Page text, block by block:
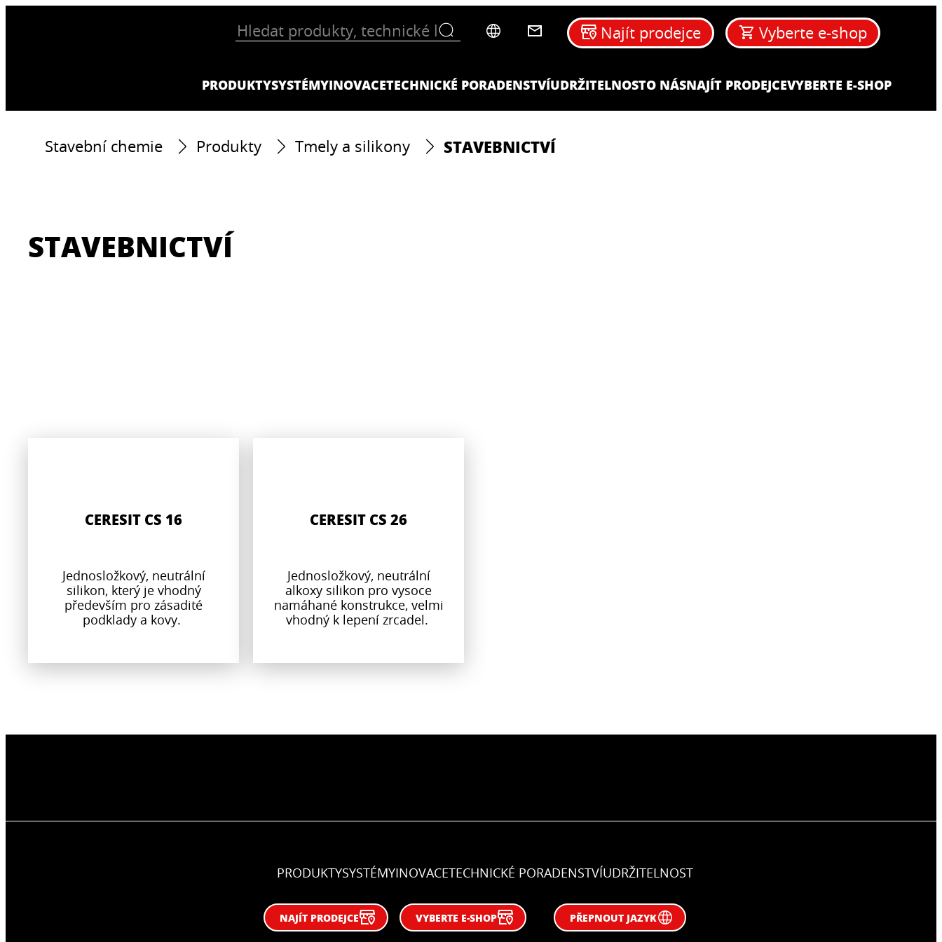
PRODUKTYSYSTÉMYINOVACETECHNICKÉ PORADENSTVÍUDRŽITELNOSTO NÁSNAJÍT PRODEJCEVYBERTE E-SHOP
Najít prodejce Vyberte e-shop
Stavební chemie Produkty Tmely a silikony STAVEBNICTVÍ
STAVEBNICTVÍ
CERESIT CS 16
Jednosložkový, neutrální
silikon, který je vhodný
především pro zásadité
podklady a kovy.
CERESIT CS 26
Jednosložkový, neutrální
alkoxy silikon pro vysoce
namáhané konstrukce, velmi
vhodný k lepení zrcadel.
PRODUKTYSYSTÉMYINOVACETECHNICKÉ PORADENSTVÍUDRŽITELNOST
NAJÍT PRODEJCE VYBERTE E-SHOP PŘEPNOUT JAZYK